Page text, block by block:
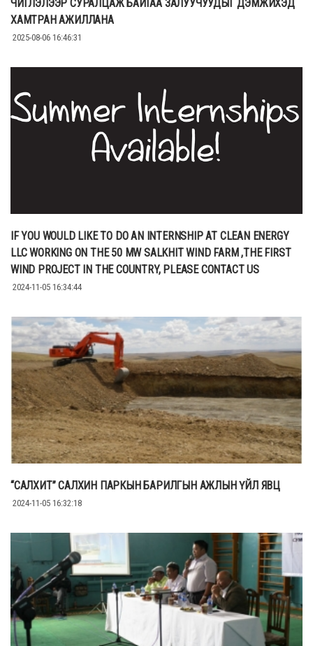
ЧИГЛЭЛЭЭР СУРАЛЦАЖ БАЙГАА ЗАЛУУЧУУДЫГ ДЭМЖИХЭД
ХАМТРАН АЖИЛЛАНА
2025-08-06 16:46:31
IF YOU WOULD LIKE TO DO AN INTERNSHIP AT CLEAN ENERGY
LLC WORKING ON THE 50 MW SALKHIT WIND FARM ,THE FIRST
WIND PROJECT IN THE COUNTRY, PLEASE CONTACT US
2024-11-05 16:34:44
“САЛХИТ” САЛХИН ПАРКЫН БАРИЛГЫН АЖЛЫН ҮЙЛ ЯВЦ
2024-11-05 16:32:18